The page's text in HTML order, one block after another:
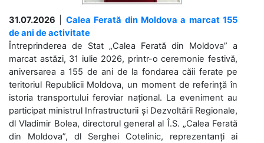
31.07.2026
Calea Ferată din Moldova a marcat 155
de ani de activitate
Întreprinderea de Stat „Calea Ferată din Moldova” a
marcat astăzi, 31 iulie 2026, printr-o ceremonie festivă,
aniversarea a 155 de ani de la fondarea căii ferate pe
teritoriul Republicii Moldova, un moment de referință în
istoria transportului feroviar național. La eveniment au
participat ministrul Infrastructurii și Dezvoltării Regionale,
dl Vladimir Bolea, directorul general al Î.S. „Calea Ferată
din Moldova”, dl Serghei Cotelinic, reprezentanți ai